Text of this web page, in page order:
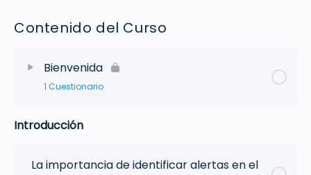
Contenido del Curso
Bienvenida
1 Cuestionario
Introducción
La importancia de identificar alertas en el